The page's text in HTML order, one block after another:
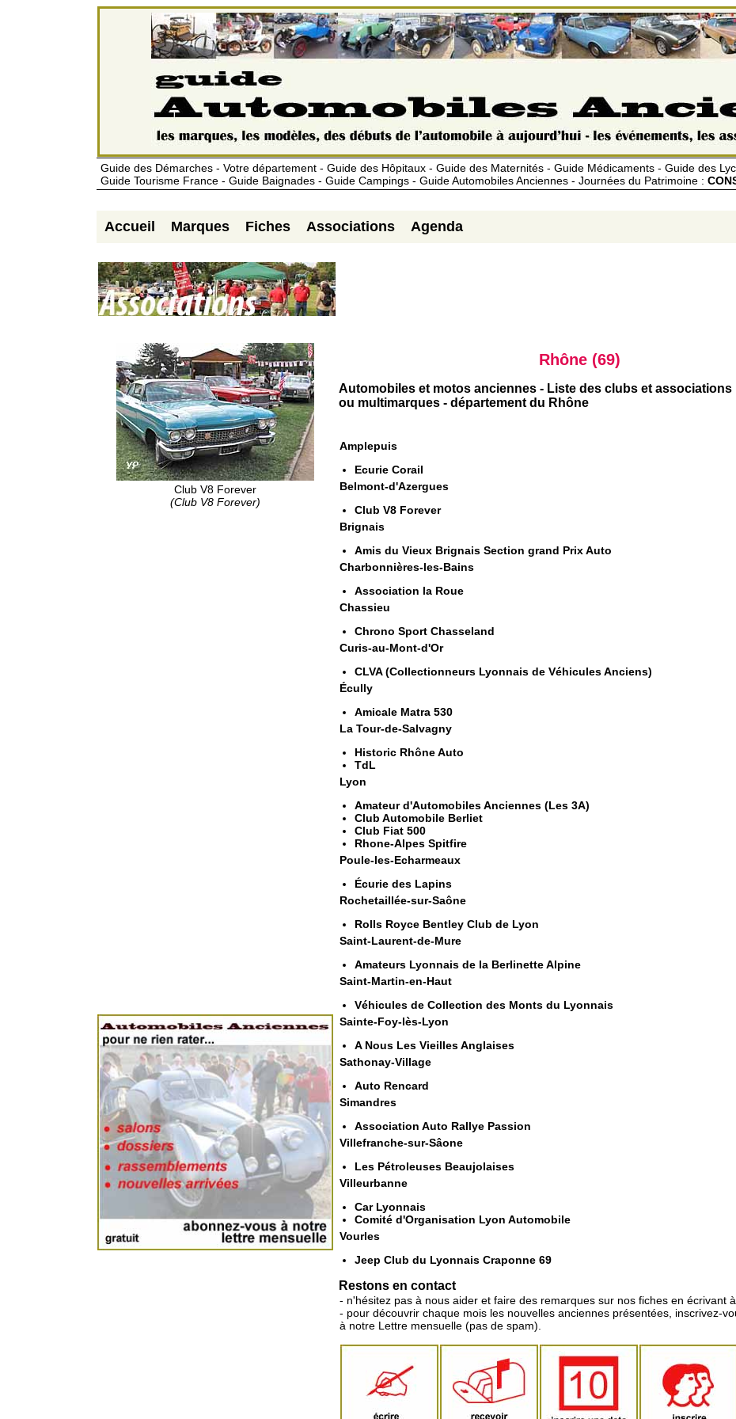
Guide des Démarches - Votre département - Guide des Hôpitaux - Guide des Maternités - Guide Médicaments - Guide des
Guide Tourisme France - Guide Baignades - Guide Campings - Guide Automobiles Anciennes - Journées du Patrimoine :
Accueil Marques Fiches Associations Agenda
Club V8 Forever
(Club V8 Forever)
Rhône (69)
Automobiles et motos anciennes - Liste des clubs et associations
ou multimarques - département du Rhône
Amplepuis
Ecurie Corail
Belmont-d'Azergues
Club V8 Forever
Brignais
Amis du Vieux Brignais Section grand Prix Auto
Charbonnières-les-Bains
Association la Roue
Chassieu
Chrono Sport Chasseland
Curis-au-Mont-d'Or
CLVA (Collectionneurs Lyonnais de Véhicules Anciens)
Écully
Amicale Matra 530
La Tour-de-Salvagny
Historic Rhône Auto
TdL
Lyon
Amateur d'Automobiles Anciennes (Les 3A)
Club Automobile Berliet
Club Fiat 500
Rhone-Alpes Spitfire
Poule-les-Echarmeaux
Écurie des Lapins
Rochetaillée-sur-Saône
Rolls Royce Bentley Club de Lyon
Saint-Laurent-de-Mure
Amateurs Lyonnais de la Berlinette Alpine
Saint-Martin-en-Haut
Véhicules de Collection des Monts du Lyonnais
Sainte-Foy-lès-Lyon
A Nous Les Vieilles Anglaises
Sathonay-Village
Auto Rencard
Simandres
Association Auto Rallye Passion
Villefranche-sur-Sâone
Les Pétroleuses Beaujolaises
Villeurbanne
Car Lyonnais
Comité d'Organisation Lyon Automobile
Vourles
Jeep Club du Lyonnais Craponne 69
Restons en contact
- n'hésitez pas à nous aider et faire des remarques sur nos fiches en écrivant à
- pour découvrir chaque mois les nouvelles anciennes présentées, inscrivez-
à notre Lettre mensuelle (pas de spam).